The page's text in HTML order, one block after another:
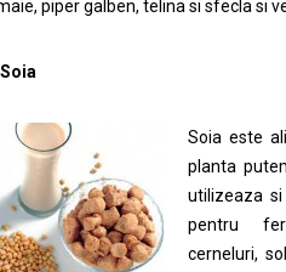
piper galben, telina si sfecla si
Soia este
planta
utilizeaza
pentru
cerneluri,